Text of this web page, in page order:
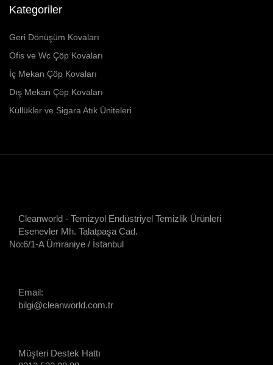
Kategoriler
Geri Dönüşüm Kovaları
Ofis ve Wc Çöp Kovaları
İç Mekan Çöp Kovaları
Dış Mekan Çöp Kovaları
Küllükler ve Sigara Atık Üniteleri
Cleanworld - Temizyol Endüstriyel Temizlik Ürünleri
Esenevler Mh. Talatpaşa Cad.
No:6/1-A Ümraniye / İstanbul
Email:
bilgi@cleanworld.com.tr
Müşteri Destek Hattı